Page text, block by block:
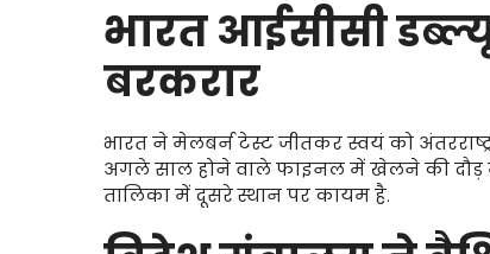
भारत आईसीसी
बरकरार
भारत ने मेलबर्न टेस्ट जीतकर स्वयं को
अगले साल होने वाले फाइनल में खेलने की दौड़ में
तालिका में दूसरे स्थान पर कायम है.